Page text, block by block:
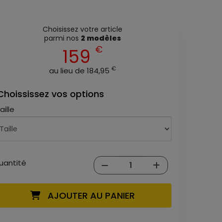
Choisissez votre article
parmi nos 2 modèles
159 €
au lieu de 184,95 €
vos options
AJOUTER AU PANIER